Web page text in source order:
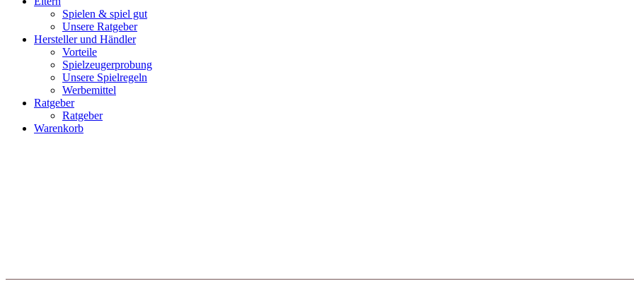
Spielen & spiel gut
Unsere Ratgeber
Hersteller und Händler
Vorteile
Spielzeugerprobung
Unsere Spielregeln
Werbemittel
Ratgeber
Ratgeber
Warenkorb